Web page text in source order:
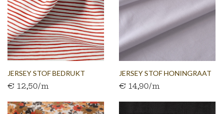
JERSEY STOF BEDRUKT
MET...
€ 12,50/m
JERSEY STOF HONINGRAAT
WIT
€ 14,90/m